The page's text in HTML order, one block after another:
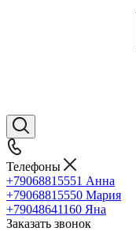
Телефоны
+79068815551 Анна
+79068815550 Мария
+79048641160 Яна
Заказать звонок